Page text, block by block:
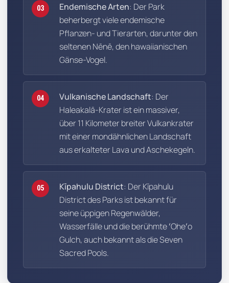
03 Endemische Arten: Der Park
beherbergt viele endemische
Pflanzen- und Tierarten, darunter den
seltenen Nēnē, den hawaiianischen
Gänse-Vogel.
04 Vulkanische Landschaft: Der
Haleakalā-Krater ist ein massiver,
über 11 Kilometer breiter Vulkankrater
mit einer mondähnlichen Landschaft
aus erkalteter Lava und Aschekegeln.
05 Kīpahulu District: Der Kīpahulu
District des Parks ist bekannt für
seine üppigen Regenwälder,
Wasserfälle und die berühmte ʻOheʻo
Gulch, auch bekannt als die Seven
Sacred Pools.